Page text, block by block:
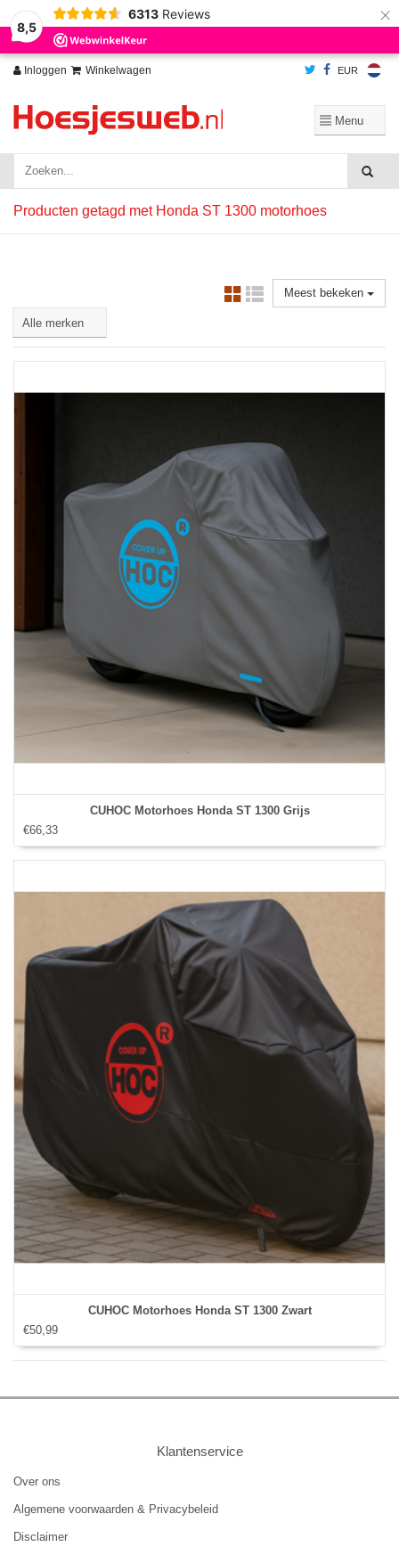
8,5
6313 Reviews ×
Inloggen Winkelwagen EUR
Producten getagd met Honda ST 1300 motorhoes
Meest bekeken
CUHOC Motorhoes Honda ST 1300 Grijs
€66,33
CUHOC Motorhoes Honda ST 1300 Zwart
€50,99
Klantenservice
Over ons
Algemene voorwaarden & Privacybeleid
Disclaimer
Wij slaan cookies op om onze website te verbeteren. Is dat akkoord?
Ja
Nee